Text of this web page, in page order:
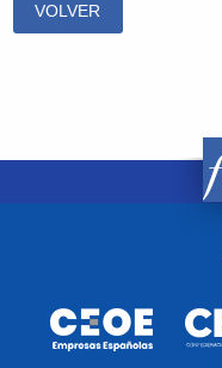
VOLVER